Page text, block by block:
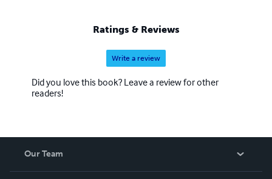
Ratings & Reviews
Write a review
Did you love this book? Leave a review for other
readers!
Our Team